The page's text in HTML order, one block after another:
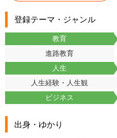
登録テーマ・ジャンル
教育
進路教育
人生
人生経験・人生観
ビジネス
出身・ゆかり